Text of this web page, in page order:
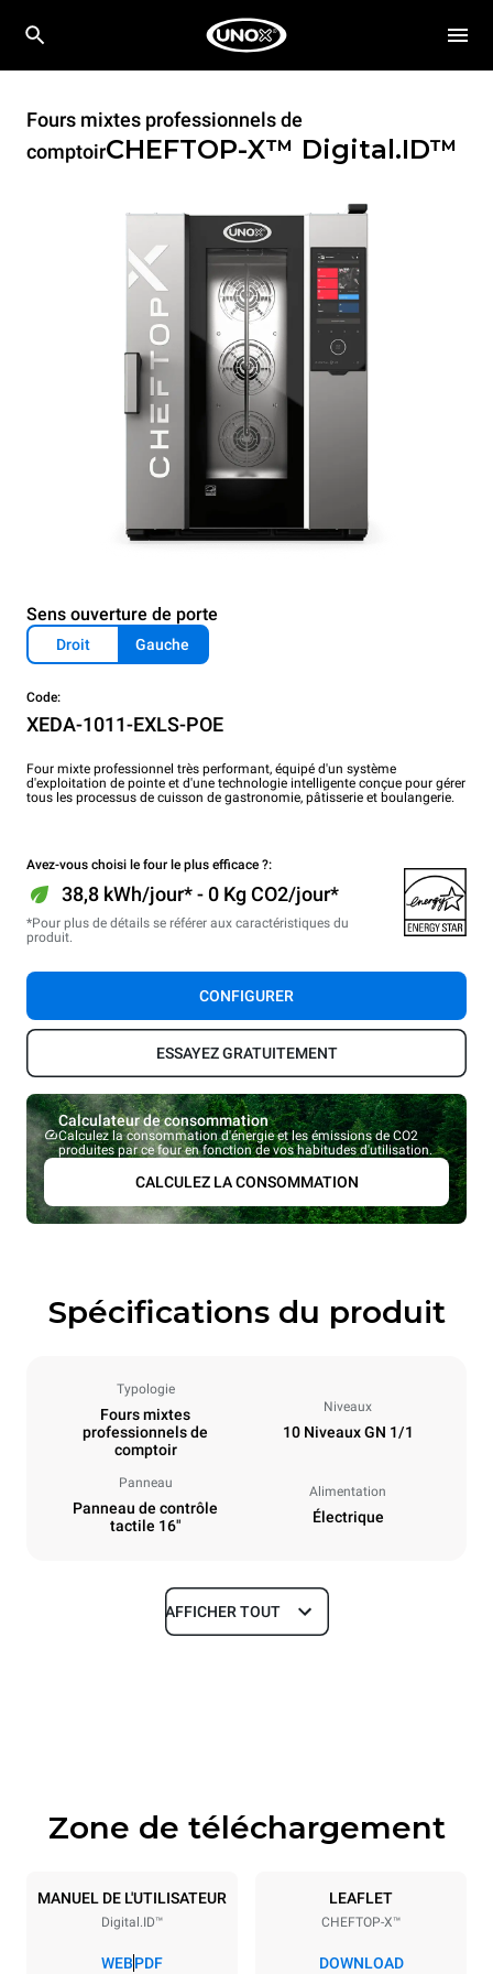
Fours mixtes professionnels de
comptoirCHEFTOP-X™ Digital.ID™
Sens ouverture de porte
Droit Gauche
Code:
XEDA-1011-EXLS-POE
Four mixte professionnel très performant, équipé d'un système
d'exploitation de pointe et d'une technologie intelligente conçue pour gérer
tous les processus de cuisson de gastronomie, pâtisserie et boulangerie.
Avez-vous choisi le four le plus efficace ?:
38,8 kWh/jour* - 0 Kg CO2/jour*
*Pour plus de détails se référer aux caractéristiques du
produit.
CONFIGURER
ESSAYEZ GRATUITEMENT
Calculateur de consommation
Calculez la consommation d'énergie et les émissions de CO2
produites par ce four en fonction de vos habitudes d'utilisation.
CALCULEZ LA CONSOMMATION
Spécifications du produit
Typologie
Fours mixtes
professionnels de
comptoir
Niveaux
10 Niveaux GN 1/1
Panneau
Panneau de contrôle
tactile 16"
Alimentation
Électrique
Dimensions
Caractéristiques de la plaque
10 GN 1/1
Espace entre les plaques
AFFICHER TOUT
Zone de téléchargement
MANUEL DE L'UTILISATEUR
Digital.ID™
WEBPDF
LEAFLET
CHEFTOP-X™
DOWNLOAD